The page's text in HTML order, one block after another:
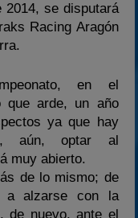
2020-2021
2022
2024
2025
Estadísticas
Frecuentes
2014, se disputará
Racing Aragón
en el
que arde, un año
ya que hay
aún, optar al
muy abierto.
de lo mismo; de
a alzarse con la
de nuevo, ante el